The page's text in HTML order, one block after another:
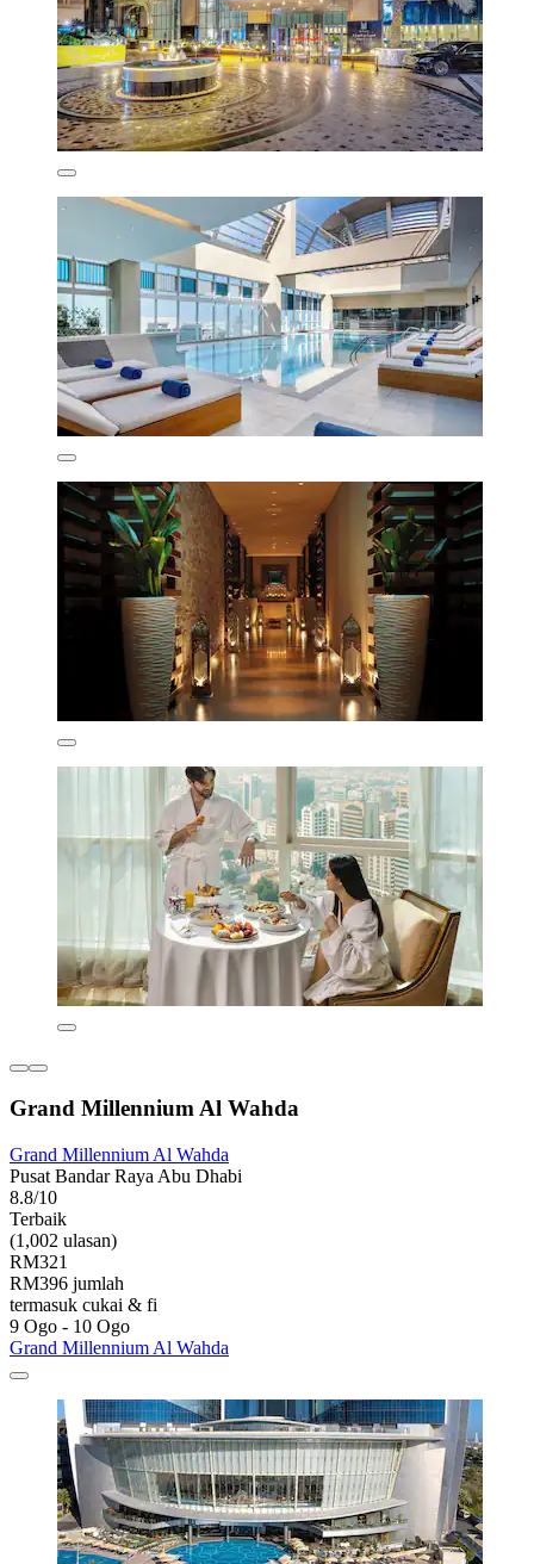
Grand Millennium Al Wahda
Grand Millennium Al Wahda
Pusat Bandar Raya Abu Dhabi
8.8/10
Terbaik
(1,002 ulasan)
RM321
RM396 jumlah
termasuk cukai & fi
9 Ogo - 10 Ogo
Grand Millennium Al Wahda